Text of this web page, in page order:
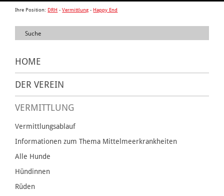
Ihre Position: DRH -Vermittlung - Happy End
HOME
DER VEREIN
VERMITTLUNG
Vermittlungsablauf
Informationen zum Thema Mittelmeerkrankheiten
Alle Hunde
Hündinnen
Rüden